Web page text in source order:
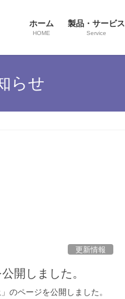
ホーム
HOME
製品・サービス
Service
らせ
更新情報
開しました。
のページを公開しました。